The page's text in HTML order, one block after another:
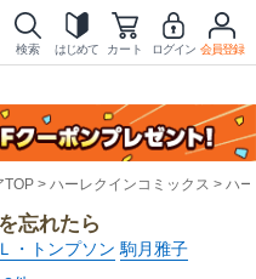
検索 はじめて カート ログイン 会員登録
TOP ハーレクインコミックス ハ
忘れたら
・トンプソン 駒月雅子